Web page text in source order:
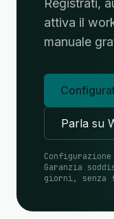
Registrati,
attiva il
manuale
Parla su
Garanzia
giorni, senza